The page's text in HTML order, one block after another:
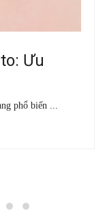
Ưu
phổ biến ...